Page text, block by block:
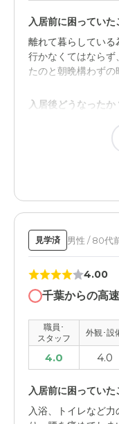
介護医療サービスに
転倒対策がしっか
だけで今後の改善
駅から遠いだけで
づらい。子供連れ
料理やリハビリ、
入居前に困っていた
離れて暮らしてい
行かなくてはならず
たのと朝晩構わずの
入居後どうなったか
精神的にも安心し
も気持ちの余裕が
分時間が少し出来
良い
職員・スタッフ・他
他入居者様のことは
明してくれてスタッ
たです
外観・内装・居室・
新しく出来たみた
かったです。車椅
見学済 男性 / 80代
4.00
千葉からの高
職員･
スタッフ
外観･設
4.0 4.0
入居前に困っていた
入浴、トイレなど